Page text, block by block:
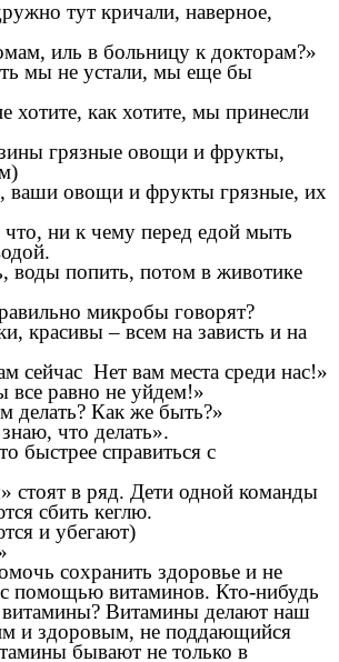
тут кричали, наверное,
иль в больницу к докторам?»
мы не устали, мы еще бы
хотите, как хотите, мы принесли
грязные овощи и фрукты,
овощи и фрукты грязные, их
ни к чему перед едой мыть
воды попить, потом в животике
микробы говорят?
красивы – всем на зависть и на
сейчас Нет вам места среди нас!»
равно не уйдем!»
делать? Как же быть?»
что делать».
быстрее справиться с
стоят в ряд. Дети одной команды
сбить кеглю.
и убегают)
сохранить здоровье и не
помощью витаминов. Кто-нибудь
витамины? Витамины делают наш
и здоровым, не поддающийся
бывают не только в